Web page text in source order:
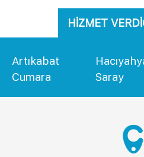
HIZMET
Artıkabat
Cumara
Saray